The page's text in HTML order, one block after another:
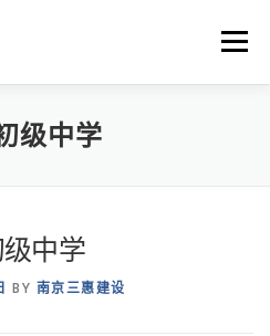
Menu
资质 工程业绩
级中学
中学
BY 南京三惠建设